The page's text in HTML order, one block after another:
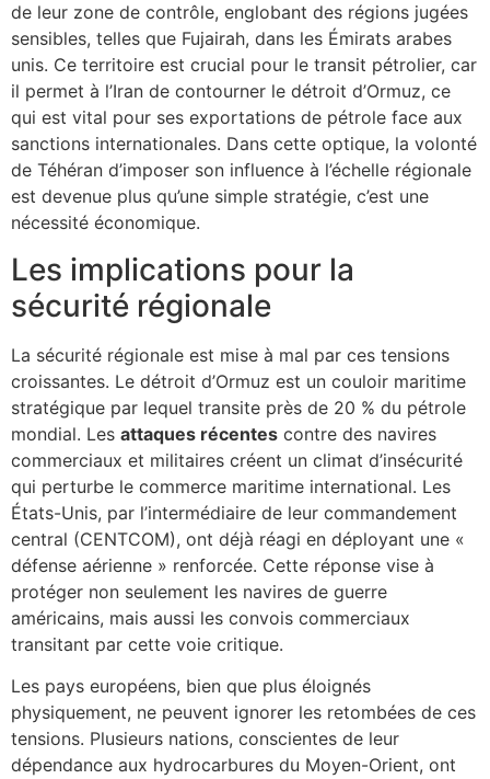
de leur zone de contrôle, englobant des régions jugées
sensibles, telles que Fujairah, dans les Émirats arabes
unis. Ce territoire est crucial pour le transit pétrolier, car
il permet à l’Iran de contourner le détroit d’Ormuz, ce
qui est vital pour ses exportations de pétrole face aux
sanctions internationales. Dans cette optique, la volonté
de Téhéran d’imposer son influence à l’échelle régionale
est devenue plus qu’une simple stratégie, c’est une
nécessité économique.
Les implications pour la
sécurité régionale
La sécurité régionale est mise à mal par ces tensions
croissantes. Le détroit d’Ormuz est un couloir maritime
stratégique par lequel transite près de 20 % du pétrole
mondial. Les attaques récentes contre des navires
commerciaux et militaires créent un climat d’insécurité
qui perturbe le commerce maritime international. Les
États-Unis, par l’intermédiaire de leur commandement
central (CENTCOM), ont déjà réagi en déployant une «
défense aérienne » renforcée. Cette réponse vise à
protéger non seulement les navires de guerre
américains, mais aussi les convois commerciaux
transitant par cette voie critique.
Les pays européens, bien que plus éloignés
physiquement, ne peuvent ignorer les retombées de ces
tensions. Plusieurs nations, conscientes de leur
dépendance aux hydrocarbures du Moyen-Orient, ont